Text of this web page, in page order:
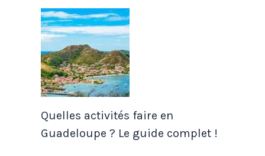
Quelles activités faire en
Guadeloupe ? Le guide complet !